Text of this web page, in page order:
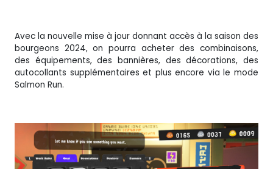
Avec la nouvelle mise à jour donnant accès à la saison des
bourgeons 2024, on pourra acheter des combinaisons,
des équipements, des bannières, des décorations, des
autocollants supplémentaires et plus encore via le mode
Salmon Run.